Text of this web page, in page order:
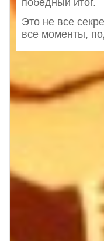
победный итог.
Это не все
все моменты,